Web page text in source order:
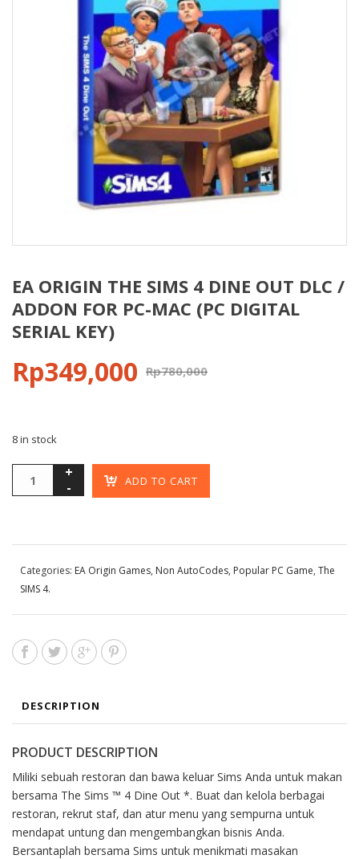
EA ORIGIN THE SIMS 4 DINE OUT DLC /
ADDON FOR PC-MAC (PC DIGITAL
SERIAL KEY)
Rp780,000
Rp349,000
8 in stock
ADD TO CART
Categories: EA Origin Games, Non AutoCodes, Popular PC Game, The
SIMS 4.
DESCRIPTION
PRODUCT DESCRIPTION
Miliki sebuah restoran dan bawa keluar Sims Anda untuk makan
bersama The Sims ™ 4 Dine Out *. Buat dan kelola berbagai
restoran, rekrut staf, dan atur menu yang sempurna untuk
mendapat untung dan mengembangkan bisnis Anda.
Bersantaplah bersama Sims untuk menikmati masakan